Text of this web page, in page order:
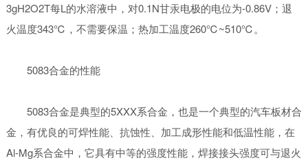
3gH2O2T每L的水溶液中，对0.1N甘汞电极的电位为-0.86V；退
火温度343℃，不需要保温；热加工温度260℃~510℃。
5083合金的性能
5083合金是典型的5XXX系合金，也是一个典型的汽车板材合
金，有优良的可焊性能、抗蚀性、加工成形性能和低温性能，在
Al-Mg系合金中，它具有中等的强度性能，焊接接头强度可与退火